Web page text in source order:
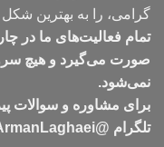
گرامی، را به بهترین
تمام فعالیت‌های ما در
صورت می‌گیرد و هیچ
نمی‌شود.
برای مشاوره و سوالات
تلگرام @ArmanLaghaei در ارتباط باشید.